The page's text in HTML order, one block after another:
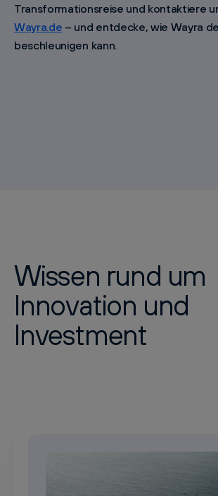
Transformationsreise und kontaktiere
Wayra.de – und entdecke, wie Wayra
beschleunigen kann.
Wissen rund um
Innovation und
Investment